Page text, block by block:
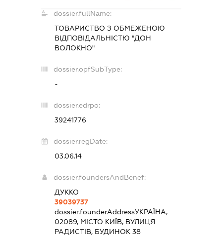
dossier.fullName:
ТОВАРИСТВО З ОБМЕЖЕНОЮ
ВІДПОВІДАЛЬНІСТЮ "ДОН
ВОЛОКНО"
dossier.opfSubType:
-
dossier.edrpo:
39241776
dossier.regDate:
03.06.14
dossier.foundersAndBenef:
ДУККО
39039737
dossier.founderAddressУКРАЇНА,
02089, МІСТО КИЇВ, ВУЛИЦЯ
РАДИСТІВ, БУДИНОК 38